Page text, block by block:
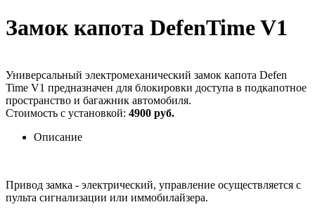
Замок капота DefenTime V1
Универсальный электромеханический замок капота Defen
Time V1 предназначен для блокировки доступа в подкапотное
пространство и багажник автомобиля.
Стоимость с установкой: 4900 руб.
Описание
Привод замка - электрический, управление осуществляется с
пульта сигнализации или иммобилайзера.